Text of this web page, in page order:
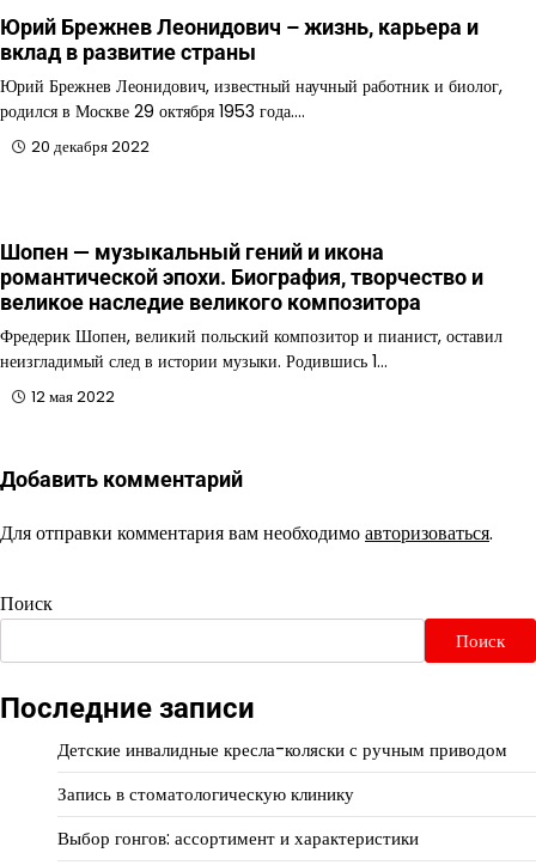
Юрий Брежнев Леонидович – жизнь, карьера и
вклад в развитие страны
Юрий Брежнев Леонидович, известный научный работник и биолог,
родился в Москве 29 октября 1953 года.…
20 декабря 2022
Шопен — музыкальный гений и икона
романтической эпохи. Биография, творчество и
великое наследие великого композитора
Фредерик Шопен, великий польский композитор и пианист, оставил
неизгладимый след в истории музыки. Родившись 1…
12 мая 2022
Добавить комментарий
Для отправки комментария вам необходимоавторизоваться.
Поиск
Поиск
Последние записи
Детские инвалидные кресла-коляски с ручным приводом
Запись в стоматологическую клинику
Выбор гонгов: ассортимент и характеристики